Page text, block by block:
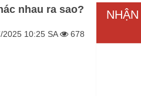
nhau ra sao?
2025 10:25 SA 678